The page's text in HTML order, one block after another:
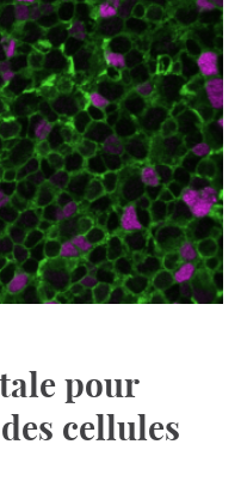
pour
cellules